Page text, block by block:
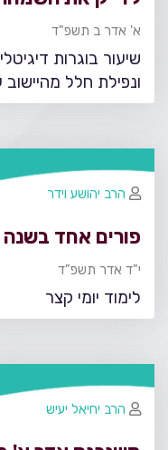
א' אדר ב תשפ"ד
שיעור בוגרות
ונפילת חלל מהיישוב
פורים אחד בשנה
י"ד אדר תשפ"ד
לימוד יומי קצר
הרב יהושע וידר
הרב יחיאל יעיש